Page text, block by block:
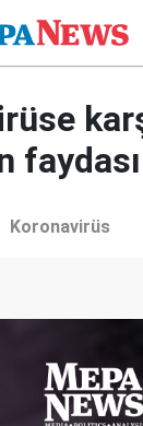
Koronavirüs